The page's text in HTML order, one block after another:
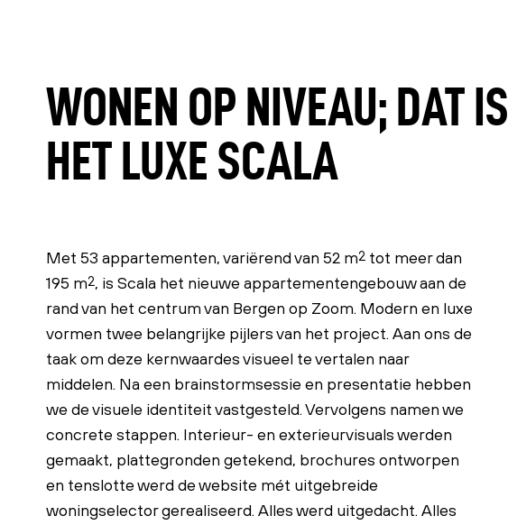
WONEN OP NIVEAU; DAT IS
HET LUXE SCALA
Met 53 appartementen, variërend van 52 m2 tot meer dan
195 m2, is Scala het nieuwe appartementengebouw aan de
rand van het centrum van Bergen op Zoom. Modern en luxe
vormen twee belangrijke pijlers van het project. Aan ons de
taak om deze kernwaardes visueel te vertalen naar
middelen. Na een brainstormsessie en presentatie hebben
we de visuele identiteit vastgesteld. Vervolgens namen we
concrete stappen. Interieur- en exterieurvisuals werden
gemaakt, plattegronden getekend, brochures ontworpen
en tenslotte werd de website mét uitgebreide
woningselector gerealiseerd. Alles werd uitgedacht. Alles